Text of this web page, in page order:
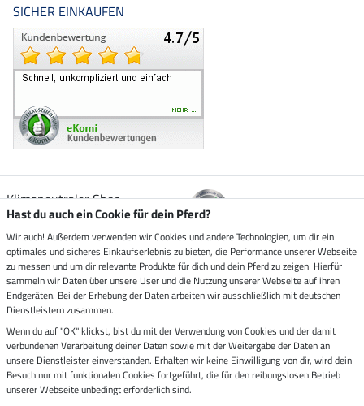
SICHER EINKAUFEN
Klimaneutraler Shop
Zustellung durch
Sicher bezahlen mit
Vorkasse
Impressum
Hast du auch ein Cookie für dein Pferd?
Wir auch! Außerdem verwenden wir Cookies und andere Technologien, um dir ein
optimales und sicheres Einkaufserlebnis zu bieten, die Performance unserer Webseite
zu messen und um dir relevante Produkte für dich und dein Pferd zu zeigen! Hierfür
sammeln wir Daten über unsere User und die Nutzung unserer Webseite auf ihren
Endgeräten. Bei der Erhebung der Daten arbeiten wir ausschließlich mit deutschen
Dienstleistern zusammen.
Wenn du auf "OK" klickst, bist du mit der Verwendung von Cookies und der damit
verbundenen Verarbeitung deiner Daten sowie mit der Weitergabe der Daten an
unsere Dienstleister einverstanden. Erhalten wir keine Einwilligung von dir, wird dein
Besuch nur mit funktionalen Cookies fortgeführt, die für den reibungslosen Betrieb
unserer Webseite unbedingt erforderlich sind.